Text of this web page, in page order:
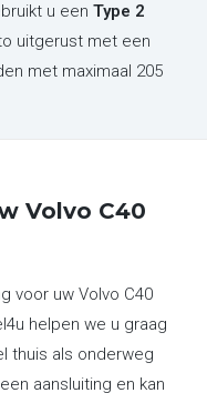
u eenType 2
uitgerust met een
met maximaal 205
Volvo C40
voor uw Volvo C40
helpen we u graag
thuis als onderweg
aansluiting en kan